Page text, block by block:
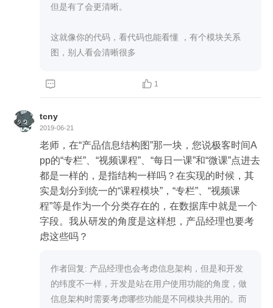
但是有了会更清晰。
这就像你的代码，看代码也能看懂 ，有个模块关系
图，别人看会清晰很多
  1
tcny
2019-06-21
老师，在“产品信息结构图”那一块，您说极客时间A
pp的“专栏”、“视频课程”、“每日一课”和“微课”点进去
都是一样的，是指结构一样吗？在实现的时候，其
实是划分到统一的“课程模块”，“专栏”、“视频课
程”等是作为一个分类存在的，在数据库中就是一个
字段。我从研发的角度是这样想，产品经理也要考
虑这些吗？
作者回复: 产品经理也会考虑信息架构，但是和开发
的纬度不一样，开发是站在用户使用功能的角度，做
信息架构时需要考虑哪些功能是不同模块共用的。而